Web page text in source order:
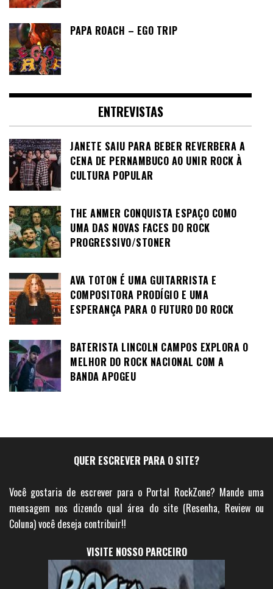
PAPA ROACH – EGO TRIP
ENTREVISTAS
JANETE SAIU PARA BEBER REVERBERA A
CENA DE PERNAMBUCO AO UNIR ROCK À
CULTURA POPULAR
THE ANMER CONQUISTA ESPAÇO COMO
UMA DAS NOVAS FACES DO ROCK
PROGRESSIVO/STONER
AVA TOTON É UMA GUITARRISTA E
COMPOSITORA PRODÍGIO E UMA
ESPERANÇA PARA O FUTURO DO ROCK
BATERISTA LINCOLN CAMPOS EXPLORA O
MELHOR DO ROCK NACIONAL COM A
BANDA APOGEU
QUER ESCREVER PARA O SITE?
Você gostaria de escrever para o Portal RockZone? Mande uma
mensagem nos dizendo qual área do site (Resenha, Review ou
Coluna) você deseja contribuir!!
VISITE NOSSO PARCEIRO